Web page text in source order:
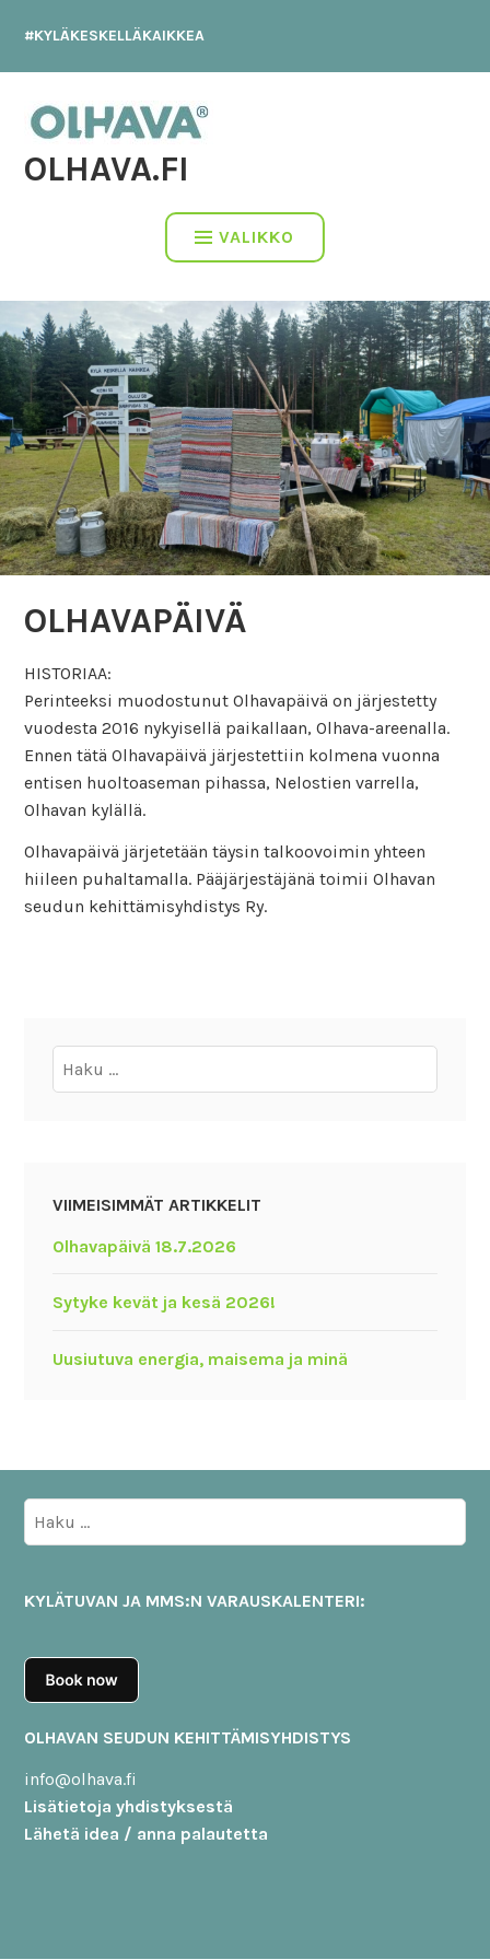
sisältöön
#KYLÄKESKELLÄKAIKKEA
OLHAVA.FI
VALIKKO
OLHAVAPÄIVÄ
HISTORIAA:
Perinteeksi muodostunut Olhavapäivä on järjestetty
vuodesta 2016 nykyisellä paikallaan, Olhava-areenalla.
Ennen tätä Olhavapäivä järjestettiin kolmena vuonna
entisen huoltoaseman pihassa, Nelostien varrella,
Olhavan kylällä.
Olhavapäivä järjetetään täysin talkoovoimin yhteen
hiileen puhaltamalla. Pääjärjestäjänä toimii Olhavan
seudun kehittämisyhdistys Ry.
Haku:
VIIMEISIMMÄT ARTIKKELIT
Olhavapäivä 18.7.2026
Sytyke kevät ja kesä 2026!
Uusiutuva energia, maisema ja minä
Haku:
KYLÄTUVAN JA MMS:N VARAUSKALENTERI:
OLHAVAN SEUDUN KEHITTÄMISYHDISTYS
info@olhava.fi
Lisätietoja yhdistyksestä
Lähetä idea / anna palautetta